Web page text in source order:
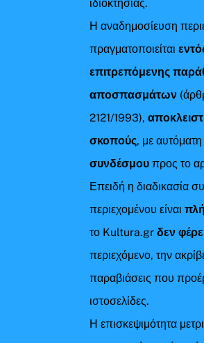
ιδιοκτησίας.
Η αναδημοσίευση
πραγματοποιείται
επιτρεπόμενης
αποσπασμάτων
2121/1993),
σκοπούς, με
συνδέσμου προς το
Επειδή η διαδικασία
περιεχομένου είναι
το Kultura.grδεν
περιεχόμενο, την
παραβιάσεις που
ιστοσελίδες.
Η επισκεψιμότητα